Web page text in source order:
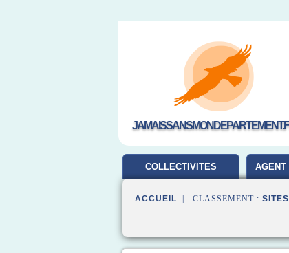
COLLECTIVITES AGENT
ACCUEIL | CLASSEMENT : SITES